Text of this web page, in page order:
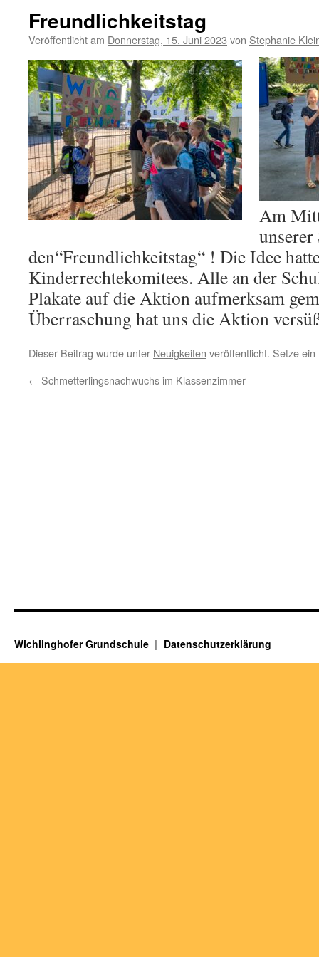
Freundlichkeitstag
Veröffentlicht am Donnerstag, 15. Juni 2023 von Stephanie
Am
unserer
den“Freundlichkeitstag“ ! Die Idee
Kinderrechtekomitees. Alle an der
Plakate auf die Aktion aufmerksam
Überraschung hat uns die Aktion
Dieser Beitrag wurde unter Neuigkeiten veröffentlicht. Setze
← Schmetterlingsnachwuchs im Klassenzimmer
Wichlinghofer Grundschule Datenschutzerklärung